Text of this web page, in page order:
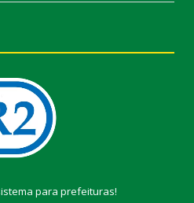
para prefeituras!